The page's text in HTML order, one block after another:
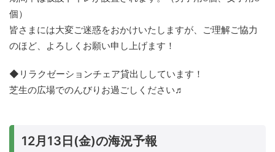
個）
皆さまには大変ご迷惑をおかけいたしますが、ご理解ご協力
のほど、よろしくお願い申し上げます！
◆リラクゼーションチェア貸出ししています！
芝生の広場でのんびりお過ごしください♬
12月13日(金)の海況予報